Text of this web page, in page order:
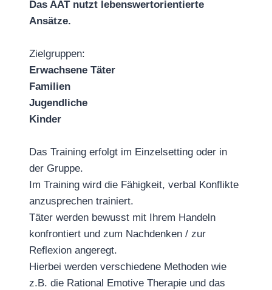
Das AAT nutzt lebenswertorientierte
Ansätze.
Zielgruppen:
Erwachsene Täter
Familien
Jugendliche
Kinder
Das Training erfolgt im Einzelsetting oder in
der Gruppe.
Im Training wird die Fähigkeit, verbal Konflikte
anzusprechen trainiert.
Täter werden bewusst mit Ihrem Handeln
konfrontiert und zum Nachdenken / zur
Reflexion angeregt.
Hierbei werden verschiedene Methoden wie
z.B. die Rational Emotive Therapie und das